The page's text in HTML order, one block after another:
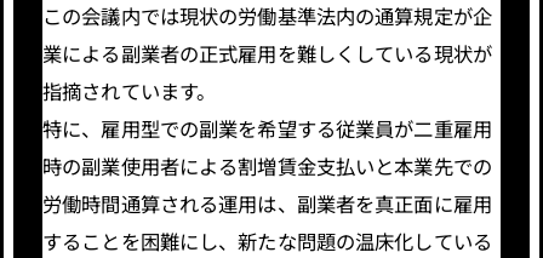
この会議内では現状の労働基準法内の通算規定が企
業による副業者の正式雇用を難しくしている現状が
指摘されています。
特に、雇用型での副業を希望する従業員が二重雇用
時の副業使用者による割増賃金支払いと本業先での
労働時間通算される運用は、副業者を真正面に雇用
することを困難にし、新たな問題の温床化している